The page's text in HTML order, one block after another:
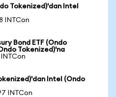
Tokenized)'dan Intel
INTCon
Bond ETF (Ondo
Tokenized)'na
Intel (Ondo
INTCon